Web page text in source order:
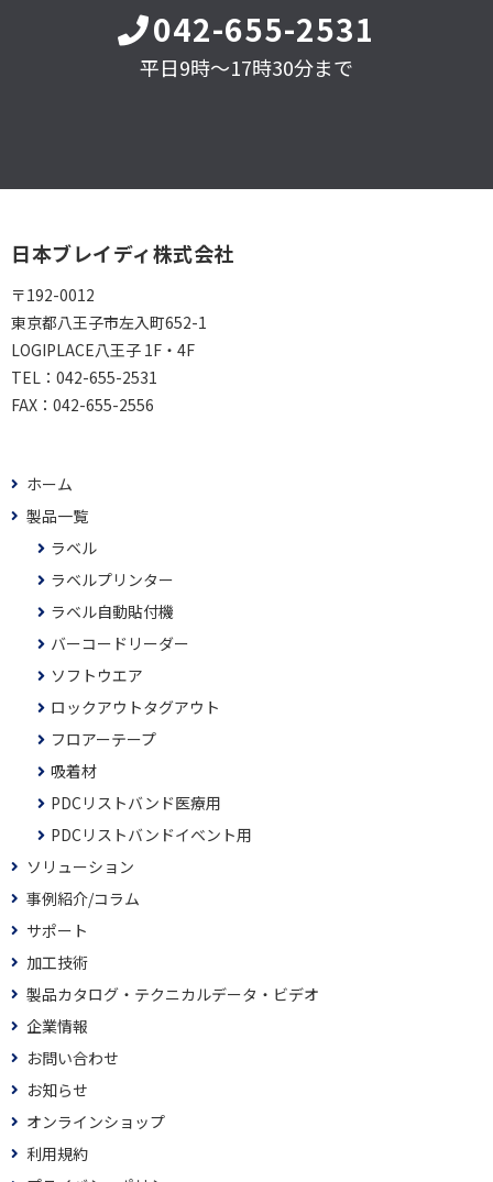
042-655-2531
平日9時～17時30分まで
日本ブレイディ株式会社
〒192-0012
東京都八王子市左入町652-1
LOGIPLACE八王子 1F・4F
TEL： 042-655-2531
FAX： 042-655-2556
ホーム
製品一覧
ラベル
ラベルプリンター
ラベル自動貼付機
バーコードリーダー
ソフトウエア
ロックアウトタグアウト
フロアーテープ
吸着材
PDCリストバンド医療用
PDCリストバンドイベント用
ソリューション
事例紹介/コラム
サポート
加工技術
製品カタログ・テクニカルデータ・ビデオ
企業情報
お問い合わせ
お知らせ
オンラインショップ
利用規約